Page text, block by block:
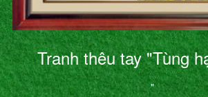
Tranh thêu tay "Tùng
"